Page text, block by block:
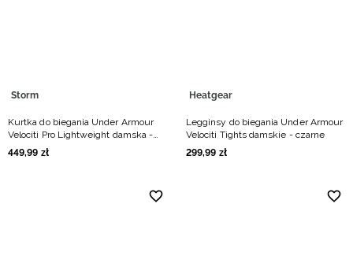
Storm
Kurtka do biegania Under Armour
Velociti Pro Lightweight damska -
biała
449,99 zł
Heatgear
Legginsy do biegania Under Armour
Velociti Tights damskie - czarne
299,99 zł